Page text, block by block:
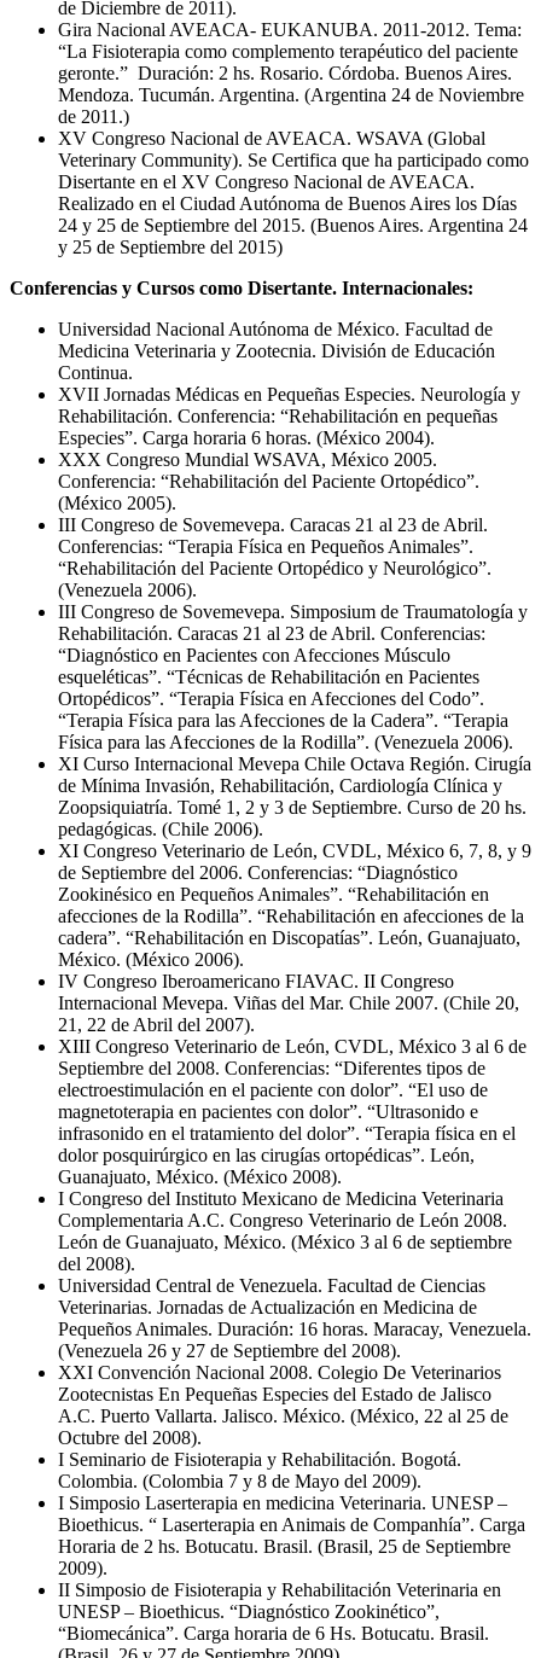
de Diciembre de 2011).
Gira Nacional AVEACA- EUKANUBA. 2011-2012. Tema:
“La Fisioterapia como complemento terapéutico del paciente
geronte.” Duración: 2 hs. Rosario. Córdoba. Buenos Aires.
Mendoza. Tucumán. Argentina. (Argentina 24 de Noviembre
de 2011.)
XV Congreso Nacional de AVEACA. WSAVA (Global
Veterinary Community). Se Certifica que ha participado como
Disertante en el XV Congreso Nacional de AVEACA.
Realizado en el Ciudad Autónoma de Buenos Aires los Días
24 y 25 de Septiembre del 2015. (Buenos Aires. Argentina 24
y 25 de Septiembre del 2015)
Conferencias y Cursos como Disertante. Internacionales:
Universidad Nacional Autónoma de México. Facultad de
Medicina Veterinaria y Zootecnia. División de Educación
Continua.
XVII Jornadas Médicas en Pequeñas Especies. Neurología y
Rehabilitación. Conferencia: “Rehabilitación en pequeñas
Especies”. Carga horaria 6 horas. (México 2004).
XXX Congreso Mundial WSAVA, México 2005.
Conferencia: “Rehabilitación del Paciente Ortopédico”.
(México 2005).
III Congreso de Sovemevepa. Caracas 21 al 23 de Abril.
Conferencias: “Terapia Física en Pequeños Animales”.
“Rehabilitación del Paciente Ortopédico y Neurológico”.
(Venezuela 2006).
III Congreso de Sovemevepa. Simposium de Traumatología y
Rehabilitación. Caracas 21 al 23 de Abril. Conferencias:
“Diagnóstico en Pacientes con Afecciones Músculo
esqueléticas”. “Técnicas de Rehabilitación en Pacientes
Ortopédicos”. “Terapia Física en Afecciones del Codo”.
“Terapia Física para las Afecciones de la Cadera”. “Terapia
Física para las Afecciones de la Rodilla”. (Venezuela 2006).
XI Curso Internacional Mevepa Chile Octava Región. Cirugía
de Mínima Invasión, Rehabilitación, Cardiología Clínica y
Zoopsiquiatría. Tomé 1, 2 y 3 de Septiembre. Curso de 20 hs.
pedagógicas. (Chile 2006).
XI Congreso Veterinario de León, CVDL, México 6, 7, 8, y 9
de Septiembre del 2006. Conferencias: “Diagnóstico
Zookinésico en Pequeños Animales”. “Rehabilitación en
afecciones de la Rodilla”. “Rehabilitación en afecciones de la
cadera”. “Rehabilitación en Discopatías”. León, Guanajuato,
México. (México 2006).
IV Congreso Iberoamericano FIAVAC. II Congreso
Internacional Mevepa. Viñas del Mar. Chile 2007. (Chile 20,
21, 22 de Abril del 2007).
XIII Congreso Veterinario de León, CVDL, México 3 al 6 de
Septiembre del 2008. Conferencias: “Diferentes tipos de
electroestimulación en el paciente con dolor”. “El uso de
magnetoterapia en pacientes con dolor”. “Ultrasonido e
infrasonido en el tratamiento del dolor”. “Terapia física en el
dolor posquirúrgico en las cirugías ortopédicas”. León,
Guanajuato, México. (México 2008).
I Congreso del Instituto Mexicano de Medicina Veterinaria
Complementaria A.C. Congreso Veterinario de León 2008.
León de Guanajuato, México. (México 3 al 6 de septiembre
del 2008).
Universidad Central de Venezuela. Facultad de Ciencias
Veterinarias. Jornadas de Actualización en Medicina de
Pequeños Animales. Duración: 16 horas. Maracay, Venezuela.
(Venezuela 26 y 27 de Septiembre del 2008).
XXI Convención Nacional 2008. Colegio De Veterinarios
Zootecnistas En Pequeñas Especies del Estado de Jalisco
A.C. Puerto Vallarta. Jalisco. México. (México, 22 al 25 de
Octubre del 2008).
I Seminario de Fisioterapia y Rehabilitación. Bogotá.
Colombia. (Colombia 7 y 8 de Mayo del 2009).
I Simposio Laserterapia en medicina Veterinaria. UNESP –
Bioethicus. “ Laserterapia en Animais de Companhía”. Carga
Horaria de 2 hs. Botucatu. Brasil. (Brasil, 25 de Septiembre
2009).
II Simposio de Fisioterapia y Rehabilitación Veterinaria en
UNESP – Bioethicus. “Diagnóstico Zookinético”,
“Biomecánica”. Carga horaria de 6 Hs. Botucatu. Brasil.